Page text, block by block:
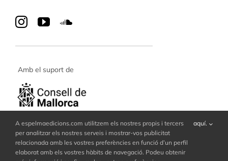
Amb el suport de
© Copyright 2017 - 2026 | Espelma Edicions | All Rights
A espelmaedicions.com utilitzem els nostres propis i tercers
per analitzar els nostres serveis i mostrar-vos publicitat
relacionada amb les vostres preferències en funció d’un perfil
elaborat amb els vostres hàbits de navegació. Podeu obtenir
aquí.